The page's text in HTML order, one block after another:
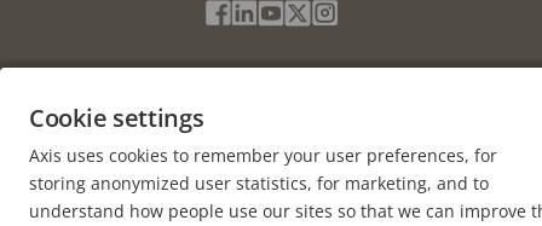
Social
Media
Facebook
Linkedin
Youtube
X
Instagram
Cookie settings
© 2026 Axis Communications AB. Alle Rechte vorbehalten.
Cookie settings
Axis uses cookies to remember your user preferences, for
storing anonymized user statistics, for marketing, and to
understand how people use our sites so that we can improve